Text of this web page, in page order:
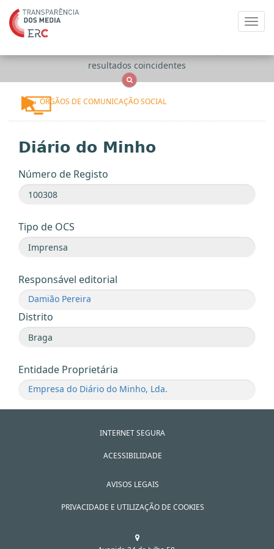
resultados coincidentes
ÓRGÃOS DE COMUNICAÇÃO SOCIAL
Diário do Minho
Número de Registo
Tipo de OCS
Responsável editorial
Damião Pereira
Distrito
Entidade Proprietária
Empresa do Diário do Minho, Lda.
INTERNET SEGURA
ACESSIBILIDADE
AVISOS LEGAIS
PRIVACIDADE E UTILIZAÇÃO DE COOKIES